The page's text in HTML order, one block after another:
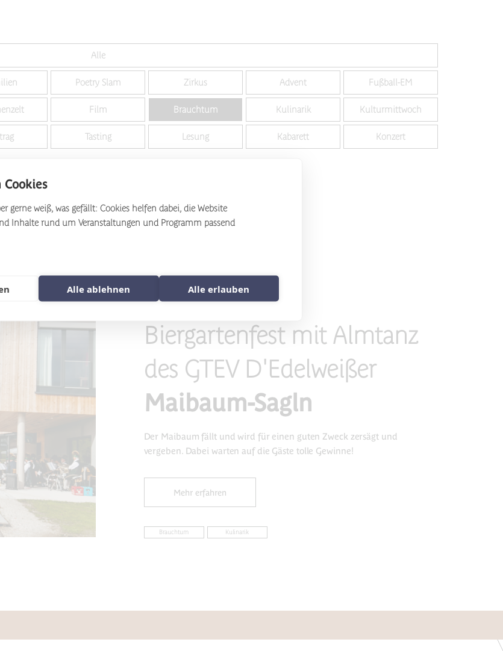
gerne weiß, was gefällt: Cookies helfen dabei, die Website
Inhalte rund um Veranstaltungen und Programm passend
Alle ablehnen Alle erlauben
Alle
Poetry Slam Zirkus Advent Fußball-EM
Film Brauchtum Kulinarik Kulturmittwoch
Tasting Lesung Kabarett Konzert
Biergartenfest 29.8.2026 12.00 Uhr
Biergartenfest mit Almtanz
des GTEV D'Edelweißer
Maibaum-Sagln
Der Maibaum fällt und wird für einen guten Zweck zersägt und
vergeben. Dabei warten auf die Gäste tolle Gewinne!
Mehr erfahren
Brauchtum Kulinarik